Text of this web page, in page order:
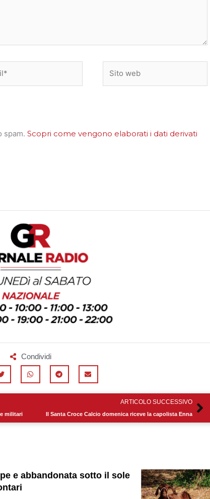
web
spam. Scopri come vengono elaborati i dati derivati
Condividi
militari
ARTICOLO SUCCESSIVO
Il Santa Croce Calcio domenica riceve la capolista Enna
e abbandonata sotto il sole